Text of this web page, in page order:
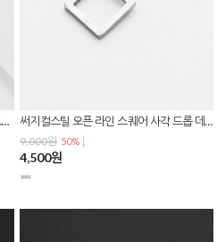
써지컬스틸 나비 크리스탈 큐빅 인더스트리얼 바벨 사선 피어싱 P-0834 써지컬스틸 오픈 라인 스퀘어 사각 드롭 데일리 피어싱 P-0833
9,000원 50% ↓
4,500원